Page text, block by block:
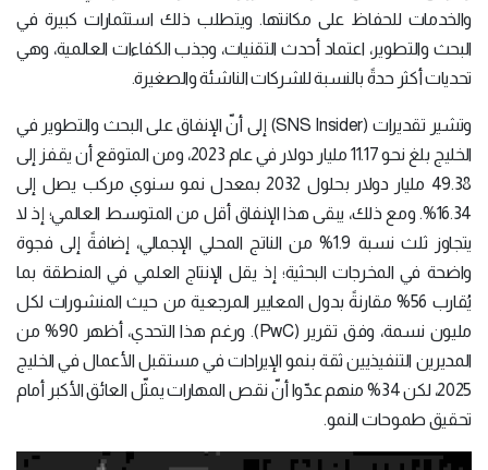
والخدمات للحفاظ على مكانتها. ويتطلب ذلك استثمارات كبيرة في
البحث والتطوير، اعتماد أحدث التقنيات، وجذب الكفاءات العالمية، وهي
تحديات أكثر حدةً بالنسبة للشركات الناشئة والصغيرة.
وتشير تقديرات (SNS Insider) إلى أنّ الإنفاق على البحث والتطوير في
الخليج بلغ نحو 11.17 مليار دولار في عام 2023، ومن المتوقع أن يقفز إلى
49.38 مليار دولار بحلول 2032 بمعدل نمو سنوي مركب يصل إلى
16.34%. ومع ذلك، يبقى هذا الإنفاق أقل من المتوسط العالمي؛ إذ لا
يتجاوز ثلث نسبة 1.9% من الناتج المحلي الإجمالي، إضافةً إلى فجوة
واضحة في المخرجات البحثية؛ إذ يقل الإنتاج العلمي في المنطقة بما
يُقارب 56% مقارنةً بدول المعايير المرجعية من حيث المنشورات لكل
مليون نسمة، وفق تقرير (PwC). ورغم هذا التحدي، أظهر 90% من
المديرين التنفيذيين ثقة بنمو الإيرادات في مستقبل الأعمال في الخليج
2025، لكن 34% منهم عدّوا أنّ نقص المهارات يمثّل العائق الأكبر أمام
تحقيق طموحات النمو.